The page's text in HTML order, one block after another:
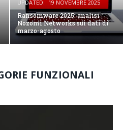
UPDATED: 19 NOVEMBRE 2025
Ransomware 2025: analisi
Nozomi Networks sui dati di
marzo-agosto
FUNZIONALI